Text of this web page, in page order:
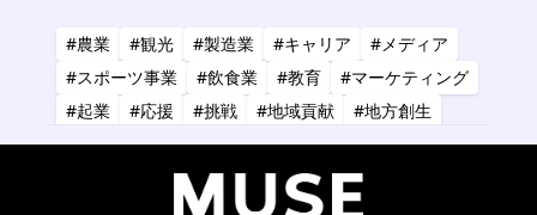
#農業 #観光 #製造業 #キャリア
#メディア
#スポーツ事業
#飲食業 #教育
#マーケティング
#起業
#応援 #挑戦 #地域貢献
#地方創生
#共創
#健康 #アーティスト #金融
#IT
#タレント #コーチング
#コンサルタント